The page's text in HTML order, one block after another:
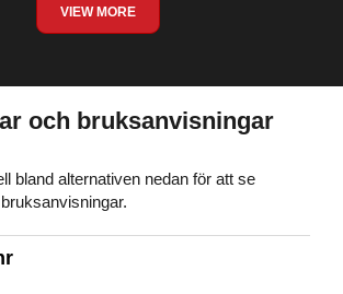
VIEW MORE
och bruksanvisningar
bland alternativen nedan för att se